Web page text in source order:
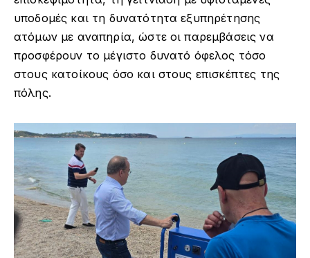
υποδομές και τη δυνατότητα εξυπηρέτησης
ατόμων με αναπηρία, ώστε οι παρεμβάσεις να
προσφέρουν το μέγιστο δυνατό όφελος τόσο
στους κατοίκους όσο και στους επισκέπτες της
πόλης.